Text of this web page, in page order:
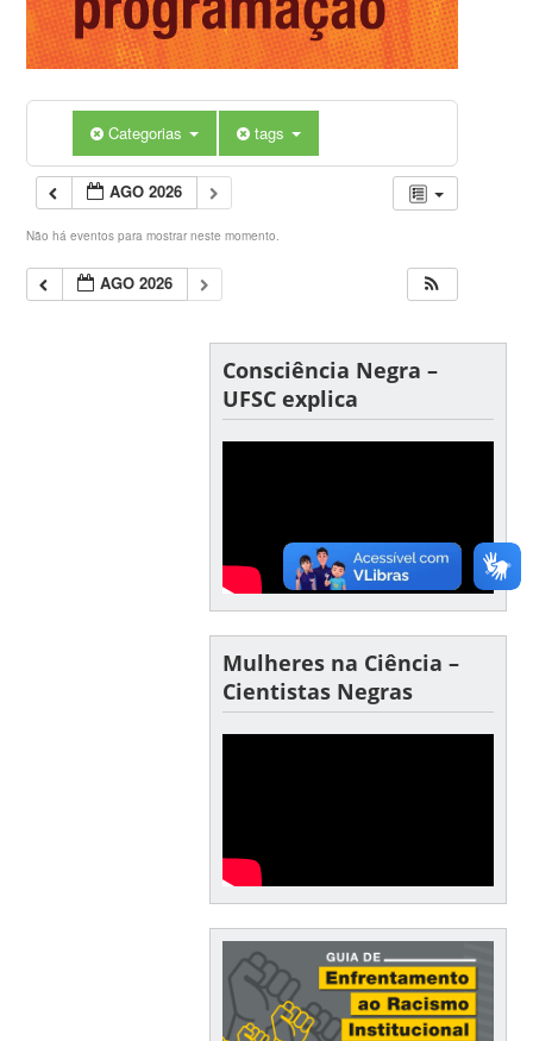
Categorias tags
AGO 2026
Não há eventos para mostrar neste momento.
AGO 2026
Consciência Negra –
UFSC explica
Mulheres na Ciência –
Cientistas Negras